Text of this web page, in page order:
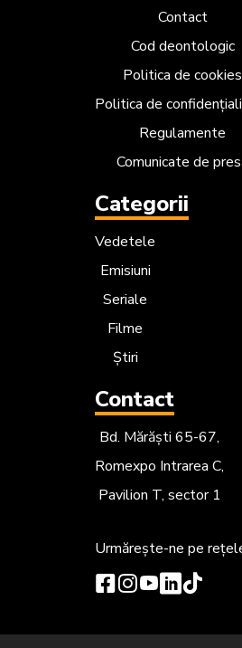
Contact
Cod deontologic
Politica de cookies
Politica de
Regulamente
Comunicate de
Categorii
Vedetele
Emisiuni
Seriale
Filme
Știri
Contact
Bd. Mărăști 65-67,
Romexpo Intrarea C,
Pavilion T, sector 1
Urmărește-ne pe